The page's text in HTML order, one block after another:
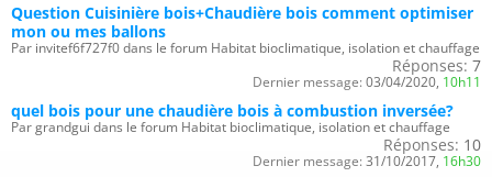
Question Cuisinière bois+Chaudière bois comment optimiser
mon ou mes ballons
Par invitef6f727f0 dans le forum Habitat bioclimatique, isolation et chauffage
Réponses: 7
Dernier message: 03/04/2020, 10h11
quel bois pour une chaudière bois à combustion inversée?
Par grandgui dans le forum Habitat bioclimatique, isolation et chauffage
Réponses: 10
Dernier message: 31/10/2017, 16h30